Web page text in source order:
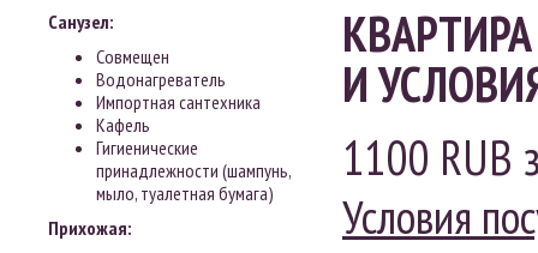
Санузел:
Совмещен
Водонагреватель
Импортная сантехника
Кафель
Гигиенические
принадлежности (шампунь,
мыло, туалетная бумага)
Прихожая:
И
1100 RUB
Условия